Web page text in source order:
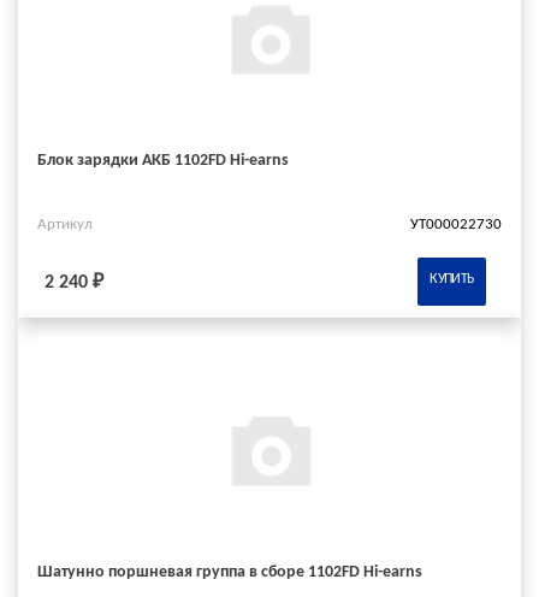
Блок зарядки АКБ 1102FD Hi-earns
Артикул УТ000022730
2 240 ₽ КУПИТЬ
Шатунно поршневая группа в сборе 1102FD Hi-earns